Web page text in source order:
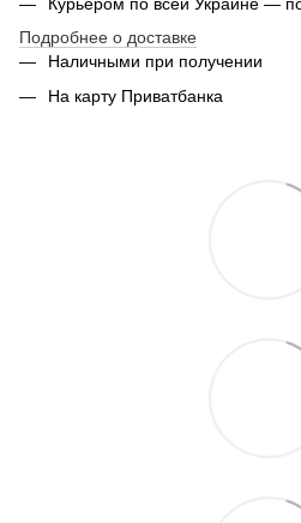
Подробнее о доставке
Наличными при получении
На карту Приватбанка